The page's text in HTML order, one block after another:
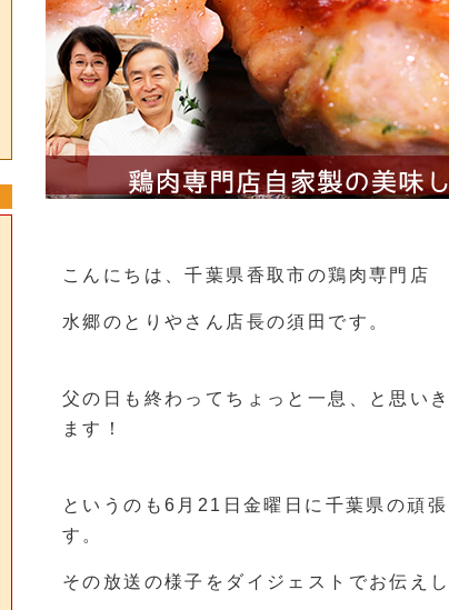
こんにちは、千葉県香取市の鶏肉専門店
水郷のとりやさん店長の須田です。
父の日も終わってちょっと一息、と思い
ます！
というのも6月21日金曜日に千葉県の頑
す。
その放送の様子をダイジェストでお伝えし